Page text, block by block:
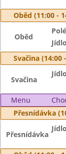
Oběd (11:00 -
Oběd
Jídlo
Svačina (14:00
Svačina
Jídlo
Menu
Přesnídávka
Přesnídávka
Jídlo